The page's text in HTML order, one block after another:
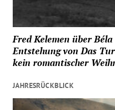
Fred Kelemen über
Entstehung von Das
kein romantischer
JAHRESRÜCKBLICK